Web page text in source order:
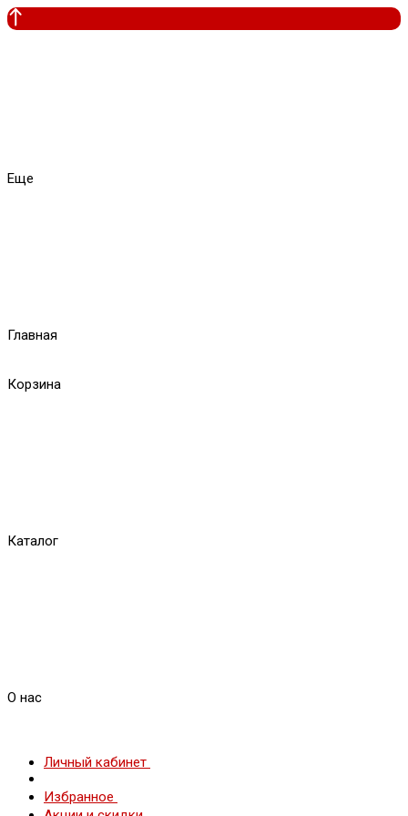
Еще
Главная
Корзина
Каталог
О нас
Личный кабинет
Избранное